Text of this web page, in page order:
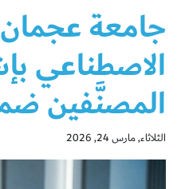
جامعة عجمان
الاصطناعي
المصنَّفين ضمن أفضل 0.5%
الثلاثاء, مارس 24, 2026